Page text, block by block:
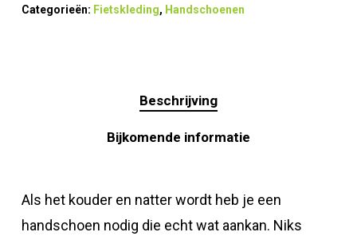
Categorieën: Fietskleding, Handschoenen
Beschrijving
Bijkomende informatie
Als het kouder en natter wordt heb je een
handschoen nodig die echt wat aankan. Niks